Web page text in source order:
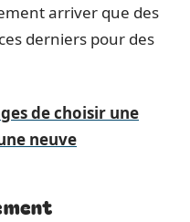
arriver que des
derniers pour des
de choisir une
neuve